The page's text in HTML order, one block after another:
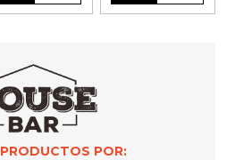
PRODUCTOS POR: